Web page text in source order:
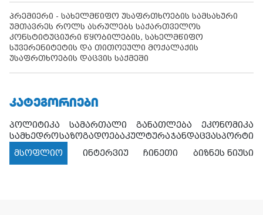
პრემიერი - სახელმწიფო უსაფრთხოების სამსახური
უმთავრეს როლს ასრულებს საქართველოს
კონსტიტუციური წყობილების, სახელმწიფო
სუვერენიტეტის და თითოეული მოქალაქის
უსაფრთხოების დაცვის საქმეში
ᲙᲐᲢᲔᲒᲝᲠᲘᲔᲑᲘ
პოლიტიკა სამართალი განათლება
ეკონომიკა
სამხედროსაზოგადოებაკულტურაჯანდაცვასპორტი
მსოფლიო
ინტერვიუ ჩინეთი ბიზნეს ნიუსი